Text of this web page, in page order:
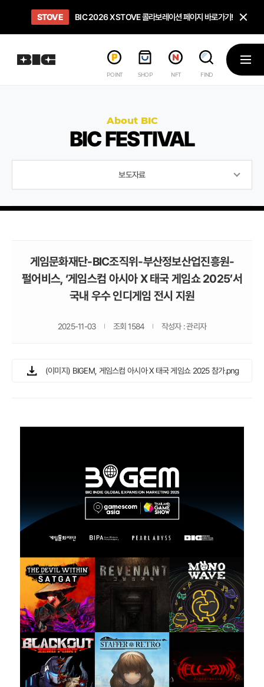
OPEN BIC 2026 STEAM SALE PAGE
STOVE BIC 2026 X STOVE 콜라보레이션 페이지 바로가기!
희망스튜디오 아이들에게 희망 버프 주고, 닌텐도 스위치2 받기!
GO TO 인디게임 테스트 베드 '비라운지' 바로가기!
GO TO '인디게임 큐레이션' 페이지 바로가기!
POINT SHOP NFT FIND
메뉴
About BIC
BIC FESTIVAL
보도자료
게임문화재단-BIC조직위-부산정보산업진흥원-
펄어비스, ‘게임스컴 아시아 X 태국 게임쇼 2025’서
국내 우수 인디게임 전시 지원
2025-11-03 조회 1584 작성자 : 관리자
(이미지) BIGEM, 게임스컴 아시아 X 태국 게임쇼 2025 참가.png